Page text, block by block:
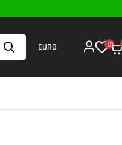
EURO 0